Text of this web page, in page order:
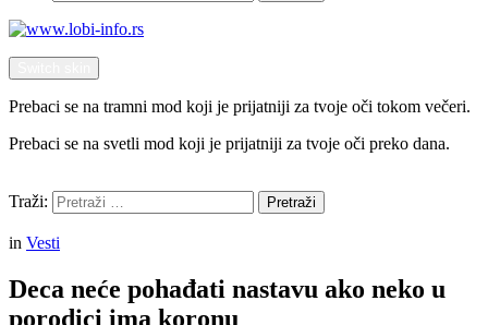
Prebaci se na tramni mod koji je prijatniji za tvoje oči tokom večeri.
Prebaci se na svetli mod koji je prijatniji za tvoje oči preko dana.
Traži:
Pretraži
in Vesti
Deca neće pohađati nastavu ako neko u
porodici ima koronu